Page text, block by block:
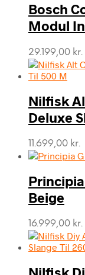
Bosch
Modul
29.199,00 kr.
Nilfisk
Deluxe
11.699,00 kr.
Beige
16.999,00 kr.